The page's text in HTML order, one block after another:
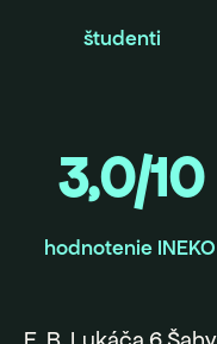
študenti
3,0/10
hodnotenie INEKO